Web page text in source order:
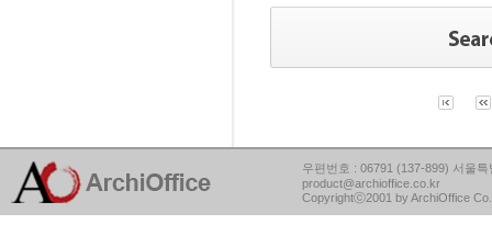
우편번호 : 06791 (137-899) 서울
product@archioffice.co.kr
Copyrightⓒ2001 by ArchiOffice